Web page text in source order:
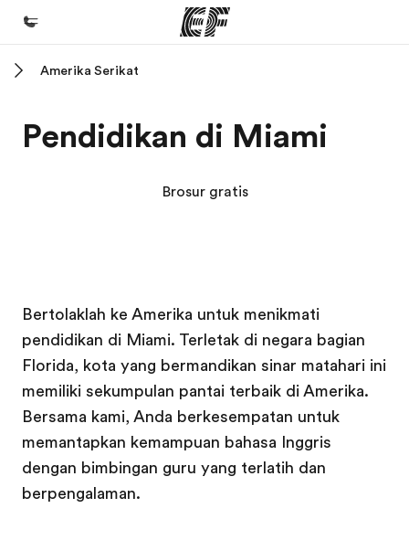
Daftar program
Cerita kami
Karir
Bergabung dengan tim kami
Amerika Serikat
Pendidikan di Miami
Brosur gratis
Bertolaklah ke Amerika untuk menikmati
pendidikan di Miami. Terletak di negara bagian
Florida, kota yang bermandikan sinar matahari ini
memiliki sekumpulan pantai terbaik di Amerika.
Bersama kami, Anda berkesempatan untuk
memantapkan kemampuan bahasa Inggris
dengan bimbingan guru yang terlatih dan
berpengalaman.